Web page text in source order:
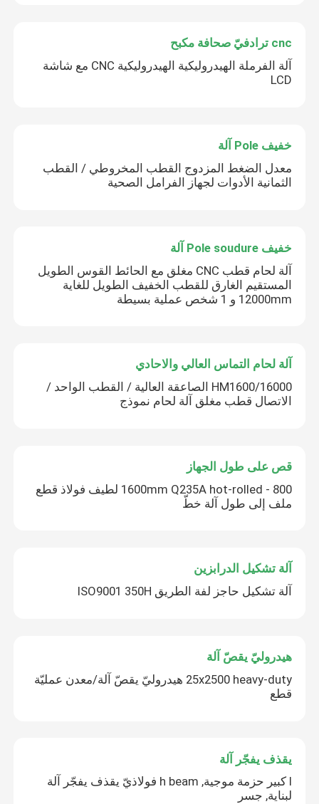
cnc ترادفيّ صحافة مكبح
آلة الفرملة الهيدروليكية الهيدروليكية CNC مع شاشة
LCD
خفيف Pole آلة
معدل الضغط المزدوج القطب المخروطي / القطب
الثمانية الأدوات لجهاز الفرامل الصحية
خفيف Pole soudure آلة
آلة لحام قطب CNC مغلق مع الحائط القوس الطويل
المستقيم الغارق للقطب الخفيف الطويل للغاية
12000mm و 1 شخص عملية بسيطة
آلة لحام التماس العالي والاحادي
HM1600/16000 الصاعقة العالية / القطب الواحد /
الاتصال قطب مغلق آلة لحام نموذج
قص على طول الجهاز
800 - 1600mm Q235A hot-rolled لطيف فولاذ قطع
ملف إلى طول آلة خطّ
آلة تشكيل الدرابزين
آلة تشكيل حاجز لفة الطريق ISO9001 350H
هيدروليّ يقصّ آلة
25x2500 heavy-duty هيدروليّ يقصّ آلة/معدن عمليّة
قطع
يقذف يفجّر آلة
l كبير حزمة موجية, h beam فولاذيّ يقذف يفجّر آلة
لبناية, جسر